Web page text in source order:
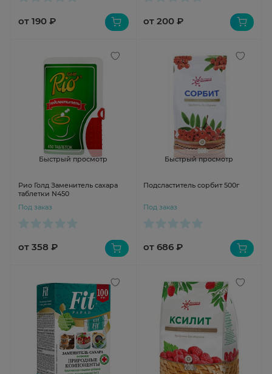
от 190 ₽ от 200 ₽
Быстрый просмотр
Рио Голд Заменитель сахара
таблетки N450
Под заказ
от 358 ₽
Быстрый просмотр
Подсластитель сорбит 500г
Под заказ
от 686 ₽